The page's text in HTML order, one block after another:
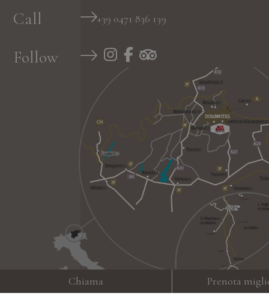
Call +39 0471 836 139
Follow
Chiama Prenota